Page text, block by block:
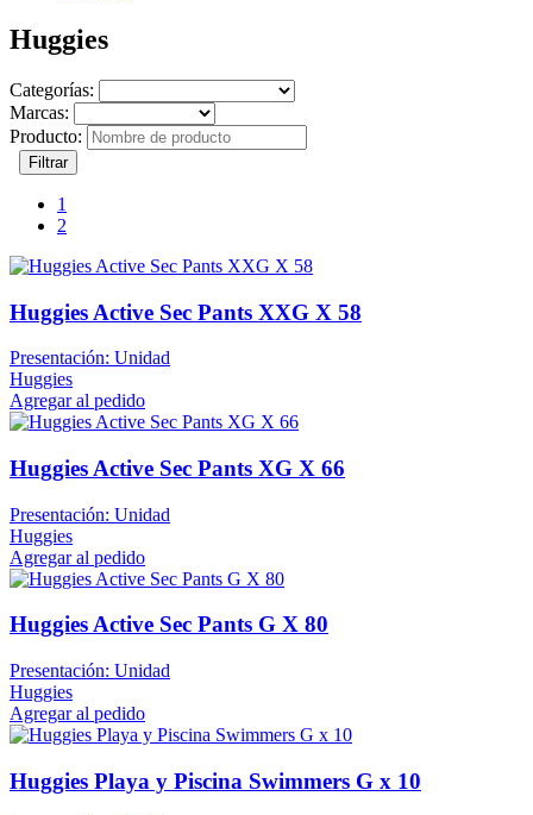
Huggies
Categorías:
Marcas:
Producto:
Filtrar
1
2
Huggies Active Sec Pants XXG X 58
Presentación: Unidad
Huggies
Agregar al pedido
Huggies Active Sec Pants XG X 66
Presentación: Unidad
Huggies
Agregar al pedido
Huggies Active Sec Pants G X 80
Presentación: Unidad
Huggies
Agregar al pedido
Huggies Playa y Piscina Swimmers G x 10